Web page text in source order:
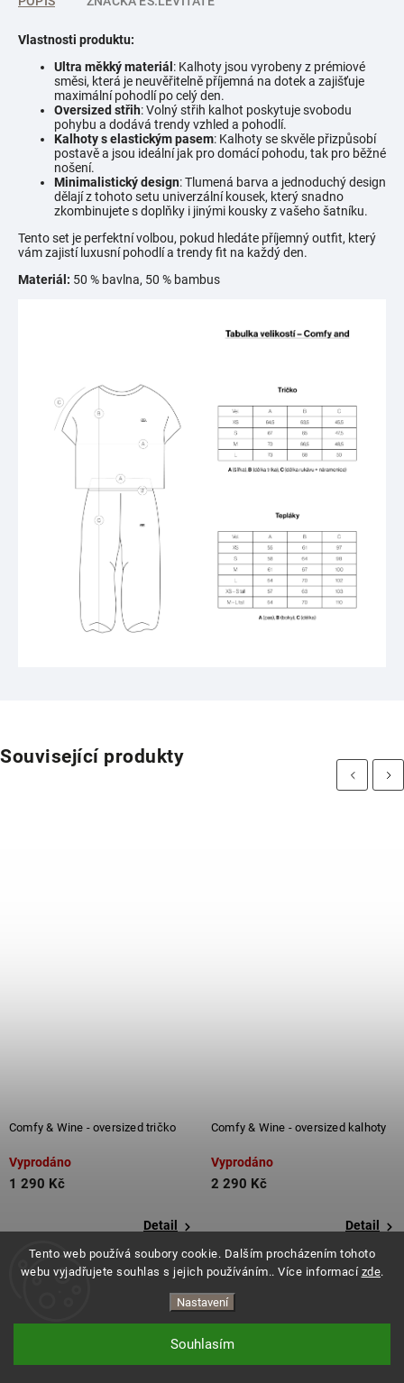
Tento web používá soubory cookie. Dalším procházením tohoto
webu vyjadřujete souhlas s jejich používáním.. Více informací zde.
Nastavení
Souhlasím
Vlastnosti produktu:
Ultra měkký materiál : Kalhoty jsou vyrobeny z prémiové
směsi, která je neuvěřitelně příjemná na dotek a zajišťuje
maximální pohodlí po celý den.
Oversized střih: Volný střih kalhot poskytuje svobodu
pohybu a dodává trendy vzhled a pohodlí.
Kalhoty s elastickým pasem: Kalhoty se skvěle přizpůsobí
postavě a jsou ideální jak pro domácí pohodu, tak pro běžné
nošení.
Minimalistický design: Tlumená barva a jednoduchý design
dělají z tohoto setu univerzální kousek, který snadno
zkombinujete s doplňky i jinými kousky z vašeho šatníku.
Tento set je perfektní volbou, pokud hledáte příjemný outfit, který
vám zajistí luxusní pohodlí a trendy fit na každý den.
Materiál: 50 % bavlna, 50 % bambus
Související produkty
Previous
Comfy & Wine - oversized tričko
Vyprodáno
1 290 Kč
Detail
Comfy & Wine - oversized kalhoty
Vyprodáno
2 290 Kč
Detail
Next
ES.LEVITATE. Všechna práva vyhrazena.